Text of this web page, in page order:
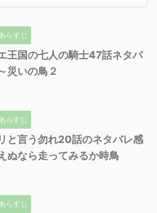
らすじ
王国の七人の騎士47話ネタバ
災いの鳥２
らすじ
と言う勿れ20話のネタバレ感
ぬなら走ってみるか時鳥
らすじ